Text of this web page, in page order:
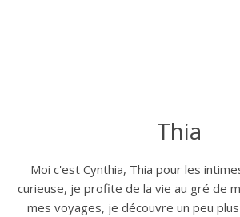
Thia
Moi c'est Cynthia, Thia pour les
curieuse, je profite de la vie au gré de
mes voyages, je découvre un peu